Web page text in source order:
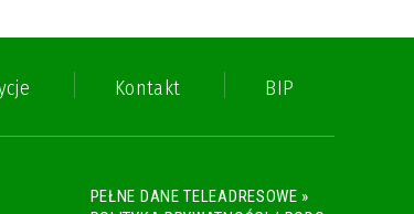
Kontakt BIP
PEŁNE DANE TELEADRESOWE »